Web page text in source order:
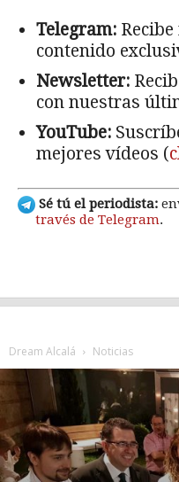
Telegram:
contenido
Newsletter:
con nuestras
YouTube:
mejores vídeos (
Sé tú el periodista:
través de Telegram.